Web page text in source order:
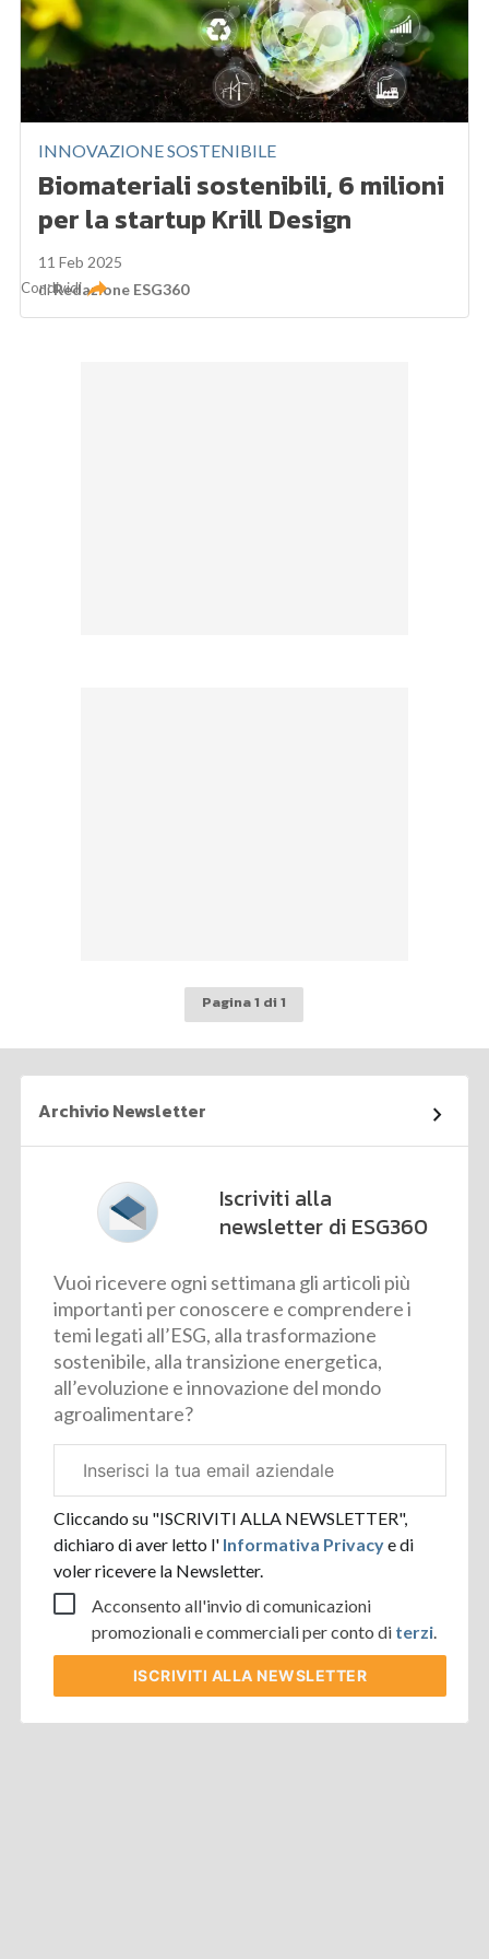
INNOVAZIONE SOSTENIBILE
Biomateriali sostenibili, 6 milioni
per la startup Krill Design
11 Feb 2025
diRedazione ESG360
Condividi
Pagina 1 di 1
Archivio Newsletter
Iscriviti alla
newsletter di ESG360
Vuoi ricevere ogni settimana gli articoli più
importanti per conoscere e comprendere i
temi legati all’ESG, alla trasformazione
sostenibile, alla transizione energetica,
all’evoluzione e innovazione del mondo
agroalimentare?
aziendale
Cliccando su "ISCRIVITI ALLA NEWSLETTER",
dichiaro di aver letto l' Informativa Privacye di
voler ricevere la Newsletter.
Acconsento all'invio di comunicazioni
promozionali e commerciali per conto di terzi.
ISCRIVITI ALLA NEWSLETTER